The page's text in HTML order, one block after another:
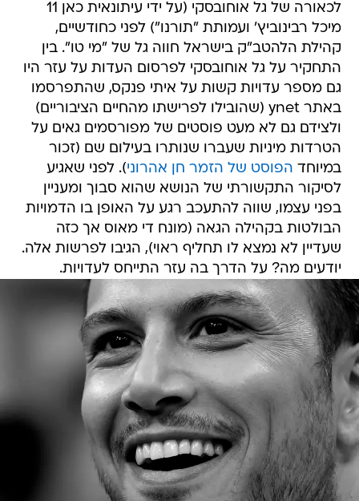
לכאורה של גל אוחובסקי (על ידי עיתונאית כאן 11
מיכל רבינוביץ' ועמותת "תורנו") לפני כחודשיים,
קהילת הלהטב"ק בישראל חווה גל של "מי טו". בין
התחקיר על גל אוחובסקי לפרסום העדות על עזר היו
גם מספר עדויות קשות על איתי פנקס, שהתפרסמו
באתר ynet (שהובילו לפרישתו מהחיים הציבוריים)
ולצידם גם לא מעט פוסטים של מפורסמים גאים על
הטרדות מיניות שעברו שנותרו בעילום שם (זכור
במיוחד הפוסט של הזמר חן אהרוני). לפני שאגיע
לסיקור התקשורתי של הנושא שהוא סבוך ומעניין
בפני עצמו, שווה להתעכב רגע על האופן בו הדמויות
הבולטות בקהילה הגאה (מונח די מאוס אך כזה
שעדיין לא נמצא לו תחליף ראוי), הגיבו לפרשות אלה.
יודעים מה? על הדרך בה עזר התייחס לעדויות.